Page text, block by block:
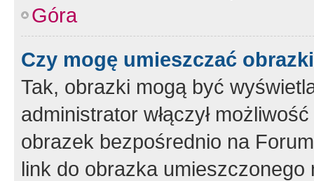
Góra
Czy mogę umieszczać
Tak, obrazki mogą być
administrator włączył
obrazek bezpośrednio na
link do obrazka